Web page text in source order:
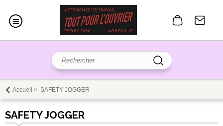
Accueil > SAFETY JOGGER
SAFETY JOGGER